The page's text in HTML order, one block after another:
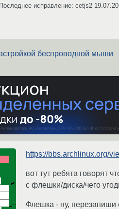
Последнее исправление: cetjs2
беспроводной мыши
https://bbs.archlinux.org/
вот тут ребята говорят
с флешки/диска/чего
Флешка - ну, перезапиши